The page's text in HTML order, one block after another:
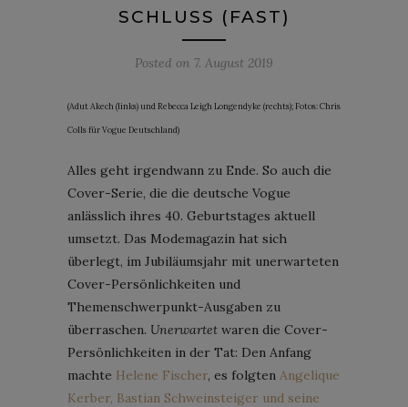
SCHLUSS (FAST)
Posted on 7. August 2019
(Adut Akech (links) und Rebecca Leigh Longendyke (rechts); Fotos: Chris
Colls für Vogue Deutschland)
Alles geht irgendwann zu Ende. So auch die
Cover-Serie, die die deutsche Vogue
anlässlich ihres 40. Geburtstages aktuell
umsetzt. Das Modemagazin hat sich
überlegt, im Jubiläumsjahr mit unerwarteten
Cover-Persönlichkeiten und
Themenschwerpunkt-Ausgaben zu
überraschen. Unerwartet waren die Cover-
Persönlichkeiten in der Tat: Den Anfang
machte Helene Fischer, es folgten Angelique
Kerber, Bastian Schweinsteiger und seine